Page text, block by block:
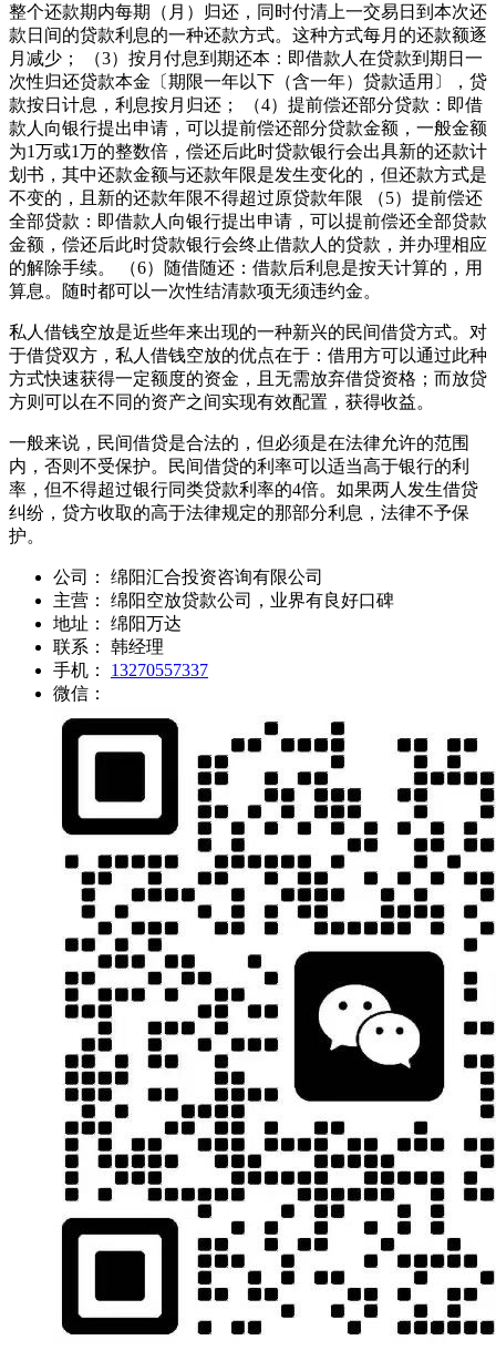
整个还款期内每期（月）归还，同时付清上一交易日到本次还
款日间的贷款利息的一种还款方式。这种方式每月的还款额逐
月减少； （3）按月付息到期还本：即借款人在贷款到期日一
次性归还贷款本金〔期限一年以下（含一年）贷款适用〕，贷
款按日计息，利息按月归还； （4）提前偿还部分贷款：即借
款人向银行提出申请，可以提前偿还部分贷款金额，一般金额
为1万或1万的整数倍，偿还后此时贷款银行会出具新的还款计
划书，其中还款金额与还款年限是发生变化的，但还款方式是
不变的，且新的还款年限不得超过原贷款年限 （5）提前偿还
全部贷款：即借款人向银行提出申请，可以提前偿还全部贷款
金额，偿还后此时贷款银行会终止借款人的贷款，并办理相应
的解除手续。 （6）随借随还：借款后利息是按天计算的，用
算息。随时都可以一次性结清款项无须违约金。
私人借钱空放是近些年来出现的一种新兴的民间借贷方式。对
于借贷双方，私人借钱空放的优点在于：借用方可以通过此种
方式快速获得一定额度的资金，且无需放弃借贷资格；而放贷
方则可以在不同的资产之间实现有效配置，获得收益。
一般来说，民间借贷是合法的，但必须是在法律允许的范围
内，否则不受保护。民间借贷的利率可以适当高于银行的利
率，但不得超过银行同类贷款利率的4倍。如果两人发生借贷
纠纷，贷方收取的高于法律规定的那部分利息，法律不予保
护。
公司：
绵阳汇合投资咨询有限公司
主营：
绵阳空放贷款公司，业界有良好口碑
地址：
绵阳万达
联系：
韩经理
手机：
13270557337
微信：